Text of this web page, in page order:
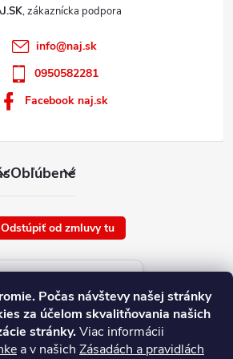
Počas návštevy našej stránky
za účelom skvalitňovania našich
stránky.Viac informácii
a v našich Zásadách a pravidlách
Obľúbené
info@naj.sk
0950582281
Facebook naj.sk
Odstúpiť od zmluvy tu
ceny tovaru
od : 6/8/2026